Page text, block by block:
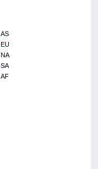
AS
EU
NA
SA
AF